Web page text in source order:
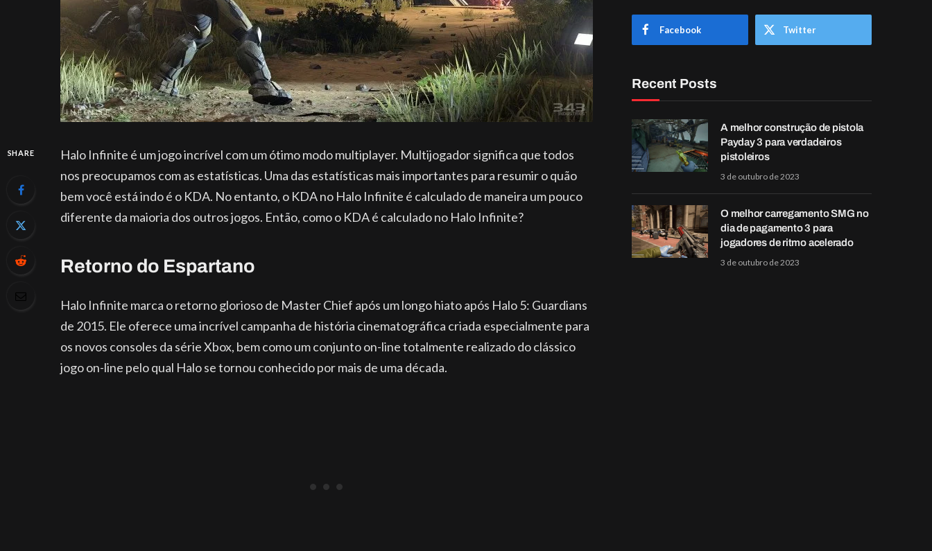
SHARE
Halo Infinite é um jogo incrível com um ótimo modo multiplayer. Multijogador significa que todos
nos preocupamos com as estatísticas. Uma das estatísticas mais importantes para resumir o quão
bem você está indo é o KDA. No entanto, o KDA no Halo Infinite é calculado de maneira um pouco
diferente da maioria dos outros jogos. Então, como o KDA é calculado no Halo Infinite?
Retorno do Espartano
Halo Infinite marca o retorno glorioso de Master Chief após um longo hiato após Halo 5: Guardians
de 2015. Ele oferece uma incrível campanha de história cinematográfica criada especialmente para
os novos consoles da série Xbox, bem como um conjunto on-line totalmente realizado do clássico
jogo on-line pelo qual Halo se tornou conhecido por mais de uma década.
Facebook Twitter
Recent Posts
A melhor construção de pistola
Payday 3 para verdadeiros
pistoleiros
3 de outubro de 2023
O melhor carregamento SMG no
dia de pagamento 3 para
jogadores de ritmo acelerado
3 de outubro de 2023